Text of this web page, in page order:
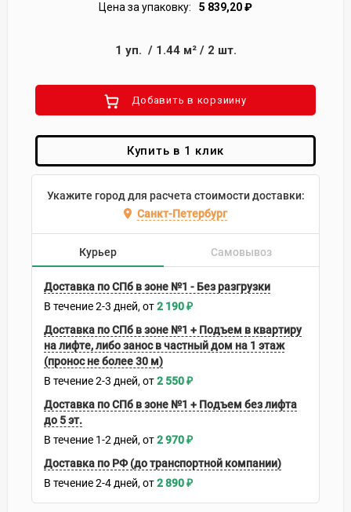
Цена за упаковку:
5 839,20₽
1 уп. / 1.44м²/ 2 шт.
Добавить в корзиину
Купить в 1 клик
Укажите город для расчета стоимости доставки:
Санкт-Петербург
Курьер Самовывоз
Доставка по СПб в зоне №1 - Без разгрузки
В течение2-3 дней 2 190₽
Доставка по СПб в зоне №1 + Подъем в квартиру
на лифте, либо занос в частный дом на 1 этаж
(пронос не более 30 м)
В течение2-3 дней 2 550₽
Доставка по СПб в зоне №1 + Подъем без лифта
до 5 эт.
В течение 1-2 дней 2 970₽
Доставка по РФ (до транспортной компании)
В течение2-4 дней 2 890₽